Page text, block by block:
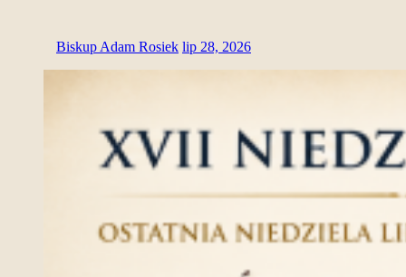
Biskup Adam Rosiek lip 28, 2026